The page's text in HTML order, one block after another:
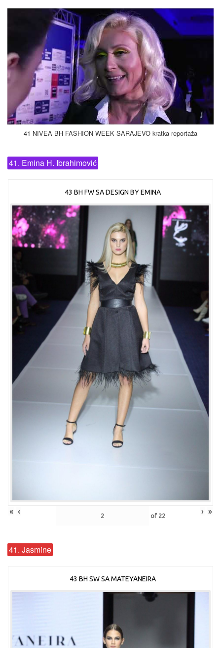
41 NIVEA BH FASHION WEEK SARAJEVO kratka reportaža
41. Emina H. Ibrahimović
43 BH FW SA DESIGN BY EMINA
« ‹ of 22 › »
41. Jasmine
43 BH SW SA MATEYANEIRA